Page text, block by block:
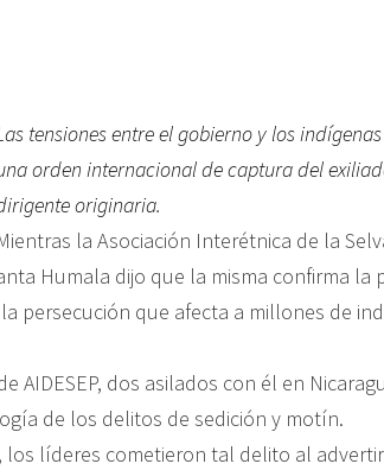
tensiones entre el gobierno y los
orden internacional de captura del
originaria.
la Asociación Interétnica de la
Humala dijo que la misma confirma la
persecución que afecta a millones de
AIDESEP, dos asilados con él en
de los delitos de sedición y motín.
líderes cometieron tal delito al